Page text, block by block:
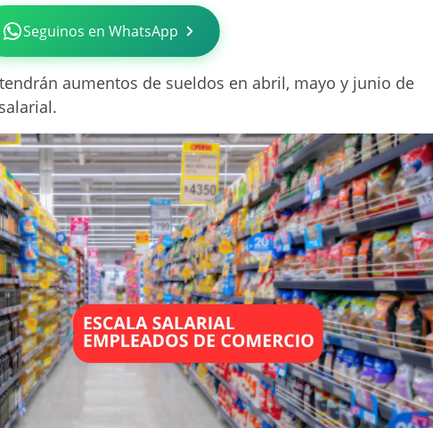
Seguinos en WhatsApp
aumentos de sueldos en abril, mayo y junio de